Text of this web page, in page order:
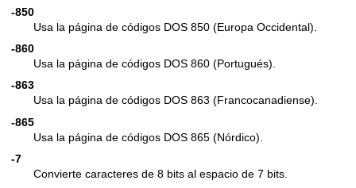
-850
Usa la página de códigos DOS 850 (Europa Occidental).
-860
Usa la página de códigos DOS 860 (Portugués).
-863
Usa la página de códigos DOS 863 (Francocanadiense).
-865
Usa la página de códigos DOS 865 (Nórdico).
-7
Convierte caracteres de 8 bits al espacio de 7 bits.